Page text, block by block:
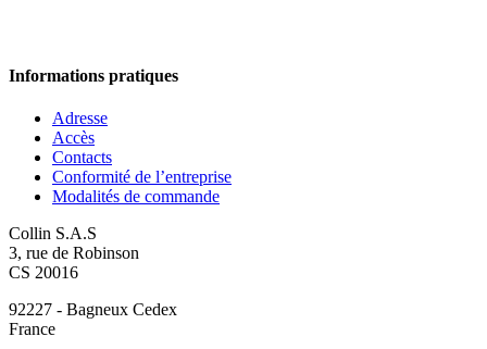
Informations pratiques
Adresse
Accès
Contacts
Conformité de l’entreprise
Modalités de commande
Collin S.A.S
3, rue de Robinson
CS 20016
92227 - Bagneux Cedex
France